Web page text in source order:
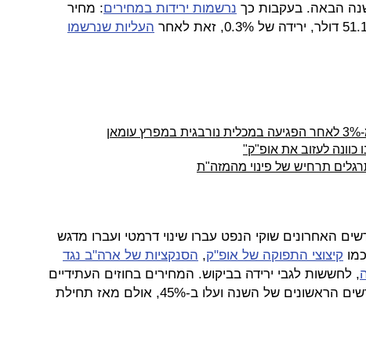
נרשמות ירידות במחירים: מחיר
העליות שנרשמו
כוונה לעזוב את אופ"ק"
תרחיש של פינוי מהמזה"ת
האחרונים שוקי הנפט עברו שינוי דרמטי ועברו מדגש
קיצוצי התפוקה של אופ"ק, הסנקציות של ארה"ב נגד
, לחששות לגבי ירידה בביקוש. המחירים בחוזים העתידיים
נהנו מראלי בארבעת החודשים הראשונים של השנה ועלו ב-45%, אולם מאז תחילת